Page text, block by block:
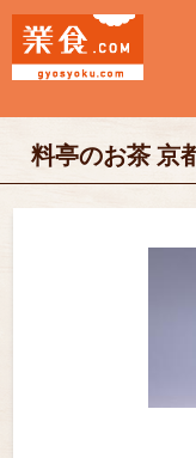
料亭のお茶 京